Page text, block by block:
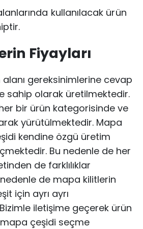
kullanılacak ürün
Fiyayları
alanı gereksinimlerine cevap
sahip olarak üretilmektedir.
bir ürün kategorisinde ve
yürütülmektedir. Mapa
kendine özgü üretim
Bu nedenle de her
de farklılıklar
de mapa kilitlerin
için ayrı ayrı
iletişime geçerek ürün
çeşidi seçme